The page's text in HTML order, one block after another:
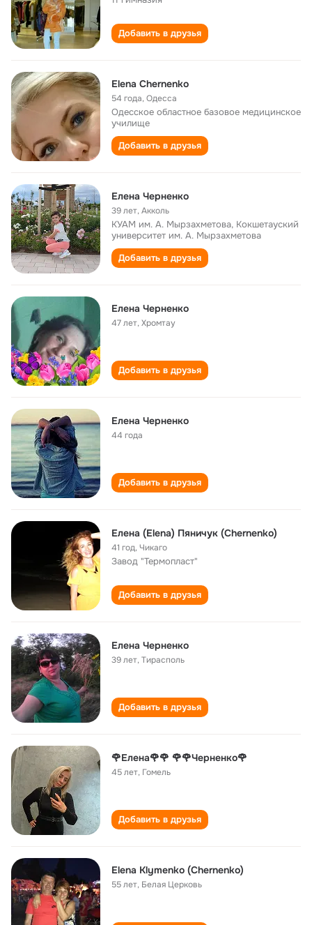
Добавить в друзья
Elena Chernenko
54 года,Одесса
Одесское областное базовое медицинское
училище
Добавить в друзья
Елена Черненко
39 лет,Акколь
КУАМ им. А. Мырзахметова, Кокшетауский
университет им. А. Мырзахметова
Добавить в друзья
Елена Черненко
47 лет,Хромтау
Добавить в друзья
Елена Черненко
44 года
Добавить в друзья
Eлена (Elena) Пяничук (Chernenko)
41 год,Чикаго
Завод "Термопласт"
Добавить в друзья
Елена Черненко
39 лет,Тирасполь
Добавить в друзья
🌹Eлена🌹🌹 🌹🌹Черненко🌹
45 лет, Гомель
Добавить в друзья
Elena Klymenko (Chernenko)
55 лет, Белая Церковь